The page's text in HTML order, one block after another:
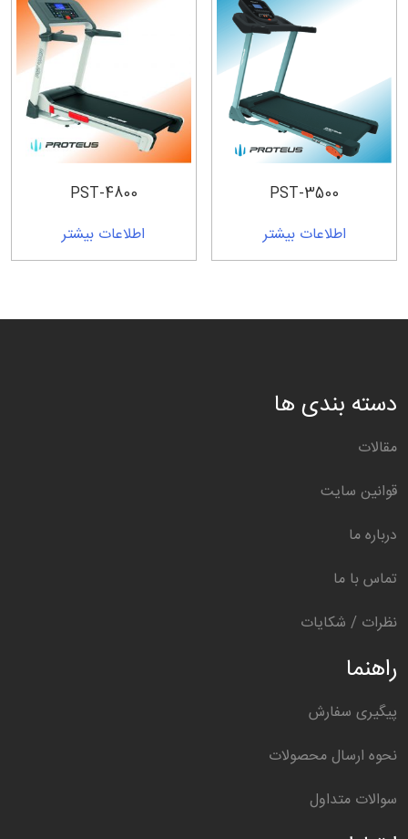
PST-3500
اطلاعات بیشتر
PST-4800
اطلاعات بیشتر
دسته بندی ها
مقالات
قوانین سایت
درباره ما
تماس با ما
نظرات / شکایات
راهنما
پیگیری سفارش
نحوه ارسال محصولات
سوالات متداول